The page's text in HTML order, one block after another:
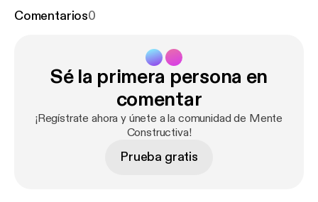
visitar
http://www.aprendizate.com
confianza en ti, y darle así a tu vida el giro que estás
buscando.
Comentarios0
Sé la primera persona en
comentar
¡Regístrate ahora y únete a la comunidad de Mente
Constructiva!
Prueba gratis